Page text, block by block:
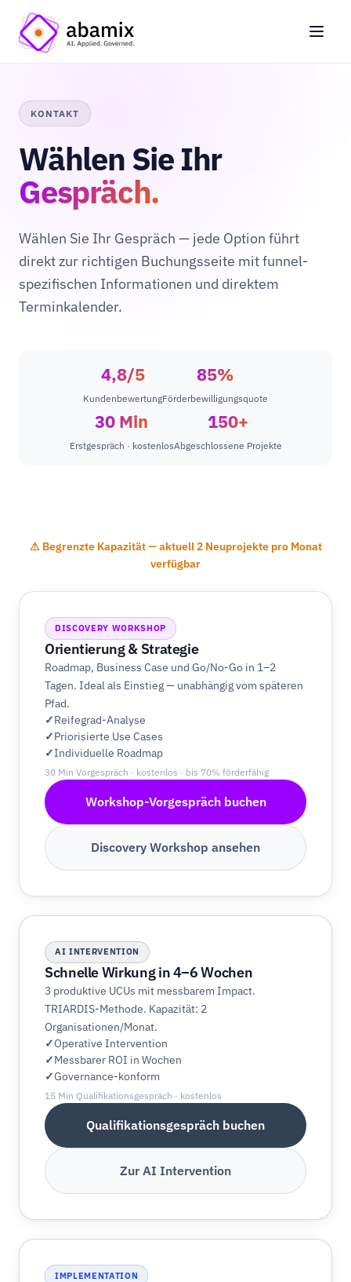
KONTAKT
Wählen Sie Ihr
Gespräch.
Wählen Sie Ihr Gespräch — jede Option führt
direkt zur richtigen Buchungsseite mit funnel-
spezifischen Informationen und direktem
Terminkalender.
4,8/5
Kundenbewertung
85%
Förderbewilligungsquote
30 Min
Erstgespräch · kostenlos
150+
Abgeschlossene Projekte
⚠ Begrenzte Kapazität — aktuell 2 Neuprojekte pro Monat
verfügbar
DISCOVERY WORKSHOP
Orientierung & Strategie
Roadmap, Business Case und Go/No-Go in 1–2
Tagen. Ideal als Einstieg — unabhängig vom späteren
Pfad.
Reifegrad-Analyse
Priorisierte Use Cases
Individuelle Roadmap
30 Min Vorgespräch · kostenlos · bis 70% förderfähig
Workshop-Vorgespräch buchen
Discovery Workshop ansehen
AI INTERVENTION
Schnelle Wirkung in 4–6 Wochen
3 produktive UCUs mit messbarem Impact.
TRIARDIS-Methode. Kapazität: 2
Organisationen/Monat.
Operative Intervention
Messbarer ROI in Wochen
Governance-konform
15 Min Qualifikationsgespräch · kostenlos
Qualifikationsgespräch buchen
Zur AI Intervention
IMPLEMENTATION